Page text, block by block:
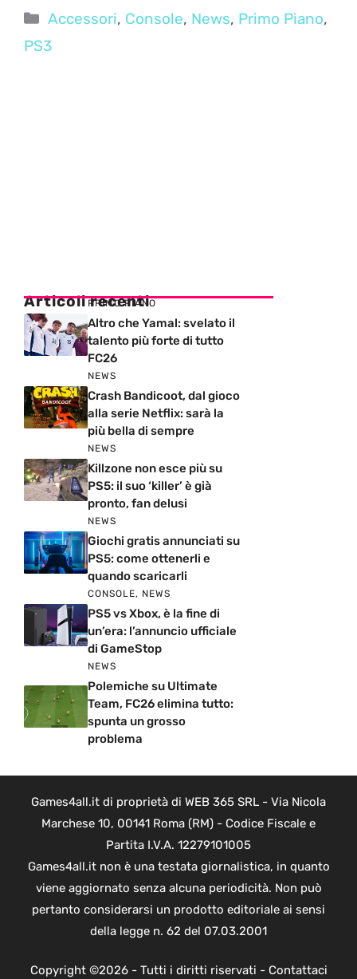
Categorie
Accessori, Console, News, Primo Piano,
PS3
Articoli recenti
PRIMO PIANO
Altro che Yamal: svelato il
talento più forte di tutto
FC26
NEWS
Crash Bandicoot, dal gioco
alla serie Netflix: sarà la
più bella di sempre
NEWS
Killzone non esce più su
PS5: il suo ‘killer’ è già
pronto, fan delusi
NEWS
Giochi gratis annunciati su
PS5: come ottenerli e
quando scaricarli
CONSOLE, NEWS
PS5 vs Xbox, è la fine di
un’era: l’annuncio ufficiale
di GameStop
NEWS
Polemiche su Ultimate
Team, FC26 elimina tutto:
spunta un grosso
problema
Games4all.it di proprietà di WEB 365 SRL - Via Nicola
Marchese 10, 00141 Roma (RM) - Codice Fiscale e
Partita I.V.A. 12279101005
Games4all.it non è una testata giornalistica, in quanto
viene aggiornato senza alcuna periodicità. Non può
pertanto considerarsi un prodotto editoriale ai sensi
della legge n. 62 del 07.03.2001
Copyright ©2026 - Tutti i diritti riservati - Contattaci